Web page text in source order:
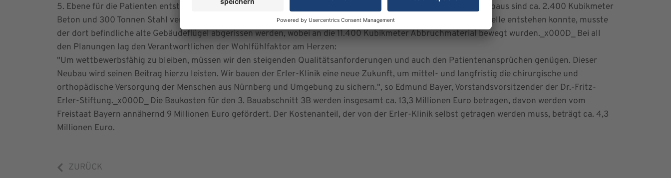
5. Ebene für die Patienten entstehen._x000D_ Zur Errichtung des ca. 5.500 Quadratmeter großen Erweiterungsbaus sind ca. 2.400 Kubikmeter
Beton und 300 Tonnen Stahl verbaut worden. Bevor jedoch dieser Rohbau in ca. 10 Monaten Bauzeit an dieser Stelle entstehen konnte, musste
der dort befindliche alte Gebäudeflügel abgerissen werden, wobei an die 11.400 Kubikmeter Abbruchmaterial bewegt wurden._x000D_ Bei all
den Planungen lag den Verantwortlichen der Wohlfühlfaktor am Herzen:
"Um wettbewerbsfähig zu bleiben, müssen wir den steigenden Qualitätsanforderungen und auch den Patientenansprüchen genügen. Dieser
Neubau wird seinen Beitrag hierzu leisten. Wir bauen der Erler-Klinik eine neue Zukunft, um mittel- und langfristig die chirurgische und
orthopädische Versorgung der Menschen aus Nürnberg und Umgebung zu sichern.", so Edmund Bayer, Vorstandsvorsitzender der Dr.-Fritz-
Erler-Stiftung._x000D_ Die Baukosten für den 3. Bauabschnitt 3B werden insgesamt ca. 13,3 Millionen Euro betragen, davon werden vom
Freistaat Bayern annähernd 9 Millionen Euro gefördert. Der Kostenanteil, der von der Erler-Klinik selbst getragen werden muss, beträgt ca. 4,3
Millionen Euro.
ZURÜCK